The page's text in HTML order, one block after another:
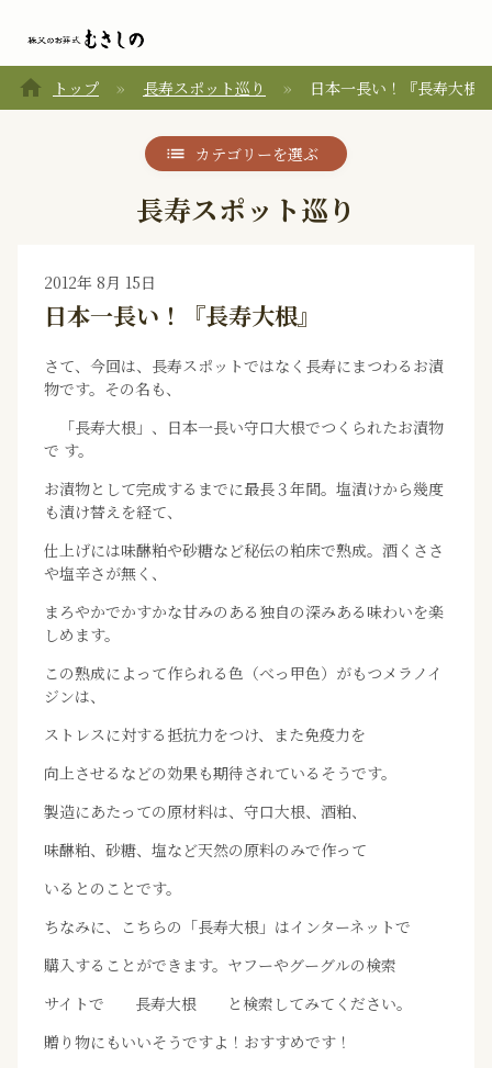
home トップ 長寿スポット巡り 日本一長い！『長寿大根
カテゴリーを選ぶ
長寿スポット巡り
2012年 8月 15日
日本一長い！『長寿大根』
さて、今回は、長寿スポットではなく長寿にまつわるお漬
物です。その名も、
「長寿大根」、日本一長い守口大根でつくられたお漬物
で す。
お漬物として完成するまでに最長３年間。塩漬けから幾度
も漬け替えを経て、
仕上げには味醂粕や砂糖など秘伝の粕床で熟成。酒くささ
や塩辛さが無く、
まろやかでかすかな甘みのある独自の深みある味わいを楽
しめます。
この熟成によって作られる色（べっ甲色）がもつメラノイ
ジンは、
ストレスに対する抵抗力をつけ、また免疫力を
向上させるなどの効果も期待されているそうです。
製造にあたっての原材料は、守口大根、酒粕、
味醂粕、砂糖、塩など天然の原料のみで作って
いるとのことです。
ちなみに、こちらの「長寿大根」はインターネットで
購入することができます。ヤフーやグーグルの検索
サイトで 長寿大根 と検索してみてください。
贈り物にもいいそうですよ！おすすめです！